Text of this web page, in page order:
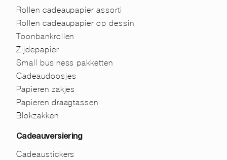
Rollen cadeaupapier assorti
Rollen cadeaupapier op dessin
Toonbankrollen
Zijdepapier
Small business pakketten
Cadeaudoosjes
Papieren zakjes
Papieren draagtassen
Blokzakken
Cadeauversiering
Cadeaustickers